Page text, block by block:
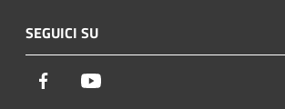
SEGUICI SU
Facebook